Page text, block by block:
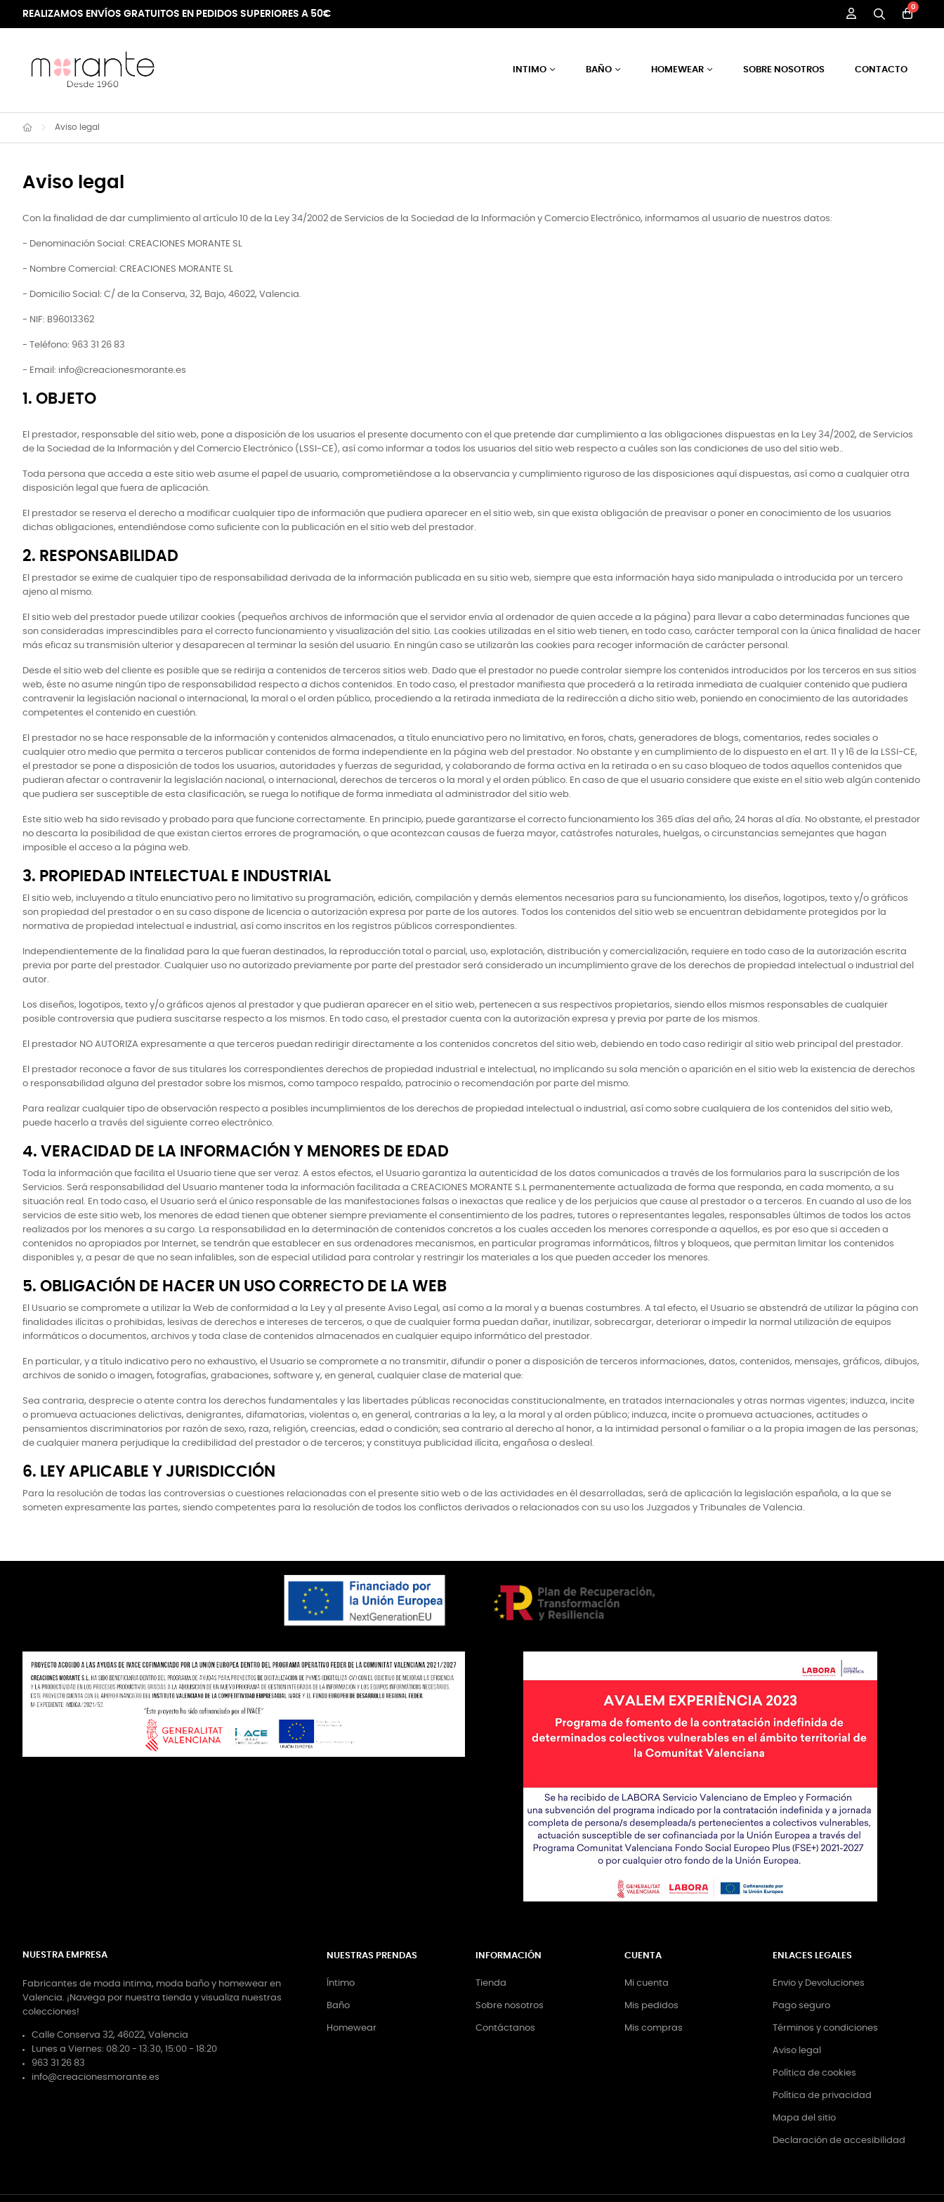
REALIZAMOS ENVÍOS GRATUITOS EN PEDIDOS SUPERIORES A 50€
0
INTIMO BAÑO HOMEWEAR SOBRE NOSOTROS CONTACTO
Aviso legal
Aviso legal
Con la finalidad de dar cumplimiento al artículo 10 de la Ley 34/2002 de Servicios de la Sociedad de la Información y Comercio Electrónico, informamos al usuario de nuestros datos:
- Denominación Social: CREACIONES MORANTE SL
- Nombre Comercial: CREACIONES MORANTE SL
- Domicilio Social: C/ de la Conserva, 32, Bajo, 46022, Valencia.
- NIF: B96013362
- Teléfono: 963 31 26 83
- Email: info@creacionesmorante.es
1. OBJETO
El prestador, responsable del sitio web, pone a disposición de los usuarios el presente documento con el que pretende dar cumplimiento a las obligaciones dispuestas en la Ley 34/2002, de Servicios
de la Sociedad de la Información y del Comercio Electrónico (LSSI-CE), así como informar a todos los usuarios del sitio web respecto a cuáles son las condiciones de uso del sitio web..
Toda persona que acceda a este sitio web asume el papel de usuario, comprometiéndose a la observancia y cumplimiento riguroso de las disposiciones aquí dispuestas, así como a cualquier otra
disposición legal que fuera de aplicación.
El prestador se reserva el derecho a modificar cualquier tipo de información que pudiera aparecer en el sitio web, sin que exista obligación de preavisar o poner en conocimiento de los usuarios
dichas obligaciones, entendiéndose como suficiente con la publicación en el sitio web del prestador.
2. RESPONSABILIDAD
El prestador se exime de cualquier tipo de responsabilidad derivada de la información publicada en su sitio web, siempre que esta información haya sido manipulada o introducida por un tercero
ajeno al mismo.
El sitio web del prestador puede utilizar cookies (pequeños archivos de información que el servidor envía al ordenador de quien accede a la página) para llevar a cabo determinadas funciones que
son consideradas imprescindibles para el correcto funcionamiento y visualización del sitio. Las cookies utilizadas en el sitio web tienen, en todo caso, carácter temporal con la única finalidad de hacer
más eficaz su transmisión ulterior y desaparecen al terminar la sesión del usuario. En ningún caso se utilizarán las cookies para recoger información de carácter personal.
Desde el sitio web del cliente es posible que se redirija a contenidos de terceros sitios web. Dado que el prestador no puede controlar siempre los contenidos introducidos por los terceros en sus sitios
web, éste no asume ningún tipo de responsabilidad respecto a dichos contenidos. En todo caso, el prestador manifiesta que procederá a la retirada inmediata de cualquier contenido que pudiera
contravenir la legislación nacional o internacional, la moral o el orden público, procediendo a la retirada inmediata de la redirección a dicho sitio web, poniendo en conocimiento de las autoridades
competentes el contenido en cuestión.
El prestador no se hace responsable de la información y contenidos almacenados, a título enunciativo pero no limitativo, en foros, chats, generadores de blogs, comentarios, redes sociales o
cualquier otro medio que permita a terceros publicar contenidos de forma independiente en la página web del prestador. No obstante y en cumplimiento de lo dispuesto en el art. 11 y 16 de la LSSI-CE,
el prestador se pone a disposición de todos los usuarios, autoridades y fuerzas de seguridad, y colaborando de forma activa en la retirada o en su caso bloqueo de todos aquellos contenidos que
pudieran afectar o contravenir la legislación nacional, o internacional, derechos de terceros o la moral y el orden público. En caso de que el usuario considere que existe en el sitio web algún contenido
que pudiera ser susceptible de esta clasificación, se ruega lo notifique de forma inmediata al administrador del sitio web.
Este sitio web ha sido revisado y probado para que funcione correctamente. En principio, puede garantizarse el correcto funcionamiento los 365 días del año, 24 horas al día. No obstante, el prestador
no descarta la posibilidad de que existan ciertos errores de programación, o que acontezcan causas de fuerza mayor, catástrofes naturales, huelgas, o circunstancias semejantes que hagan
imposible el acceso a la página web.
3. PROPIEDAD INTELECTUAL E INDUSTRIAL
El sitio web, incluyendo a título enunciativo pero no limitativo su programación, edición, compilación y demás elementos necesarios para su funcionamiento, los diseños, logotipos, texto y/o gráficos
son propiedad del prestador o en su caso dispone de licencia o autorización expresa por parte de los autores. Todos los contenidos del sitio web se encuentran debidamente protegidos por la
normativa de propiedad intelectual e industrial, así como inscritos en los registros públicos correspondientes.
Independientemente de la finalidad para la que fueran destinados, la reproducción total o parcial, uso, explotación, distribución y comercialización, requiere en todo caso de la autorización escrita
previa por parte del prestador. Cualquier uso no autorizado previamente por parte del prestador será considerado un incumplimiento grave de los derechos de propiedad intelectual o industrial del
autor.
Los diseños, logotipos, texto y/o gráficos ajenos al prestador y que pudieran aparecer en el sitio web, pertenecen a sus respectivos propietarios, siendo ellos mismos responsables de cualquier
posible controversia que pudiera suscitarse respecto a los mismos. En todo caso, el prestador cuenta con la autorización expresa y previa por parte de los mismos.
El prestador NO AUTORIZA expresamente a que terceros puedan redirigir directamente a los contenidos concretos del sitio web, debiendo en todo caso redirigir al sitio web principal del prestador.
El prestador reconoce a favor de sus titulares los correspondientes derechos de propiedad industrial e intelectual, no implicando su sola mención o aparición en el sitio web la existencia de derechos
o responsabilidad alguna del prestador sobre los mismos, como tampoco respaldo, patrocinio o recomendación por parte del mismo.
Para realizar cualquier tipo de observación respecto a posibles incumplimientos de los derechos de propiedad intelectual o industrial, así como sobre cualquiera de los contenidos del sitio web,
puede hacerlo a través del siguiente correo electrónico.
4. VERACIDAD DE LA INFORMACIÓN Y MENORES DE EDAD
Toda la información que facilita el Usuario tiene que ser veraz. A estos efectos, el Usuario garantiza la autenticidad de los datos comunicados a través de los formularios para la suscripción de los
Servicios. Será responsabilidad del Usuario mantener toda la información facilitada a CREACIONES MORANTE S.L permanentemente actualizada de forma que responda, en cada momento, a su
situación real. En todo caso, el Usuario será el único responsable de las manifestaciones falsas o inexactas que realice y de los perjuicios que cause al prestador o a terceros. En cuando al uso de los
servicios de este sitio web, los menores de edad tienen que obtener siempre previamente el consentimiento de los padres, tutores o representantes legales, responsables últimos de todos los actos
realizados por los menores a su cargo. La responsabilidad en la determinación de contenidos concretos a los cuales acceden los menores corresponde a aquellos, es por eso que si acceden a
contenidos no apropiados por Internet, se tendrán que establecer en sus ordenadores mecanismos, en particular programas informáticos, filtros y bloqueos, que permitan limitar los contenidos
disponibles y, a pesar de que no sean infalibles, son de especial utilidad para controlar y restringir los materiales a los que pueden acceder los menores.
5. OBLIGACIÓN DE HACER UN USO CORRECTO DE LA WEB
El Usuario se compromete a utilizar la Web de conformidad a la Ley y al presente Aviso Legal, así como a la moral y a buenas costumbres. A tal efecto, el Usuario se abstendrá de utilizar la página con
finalidades ilícitas o prohibidas, lesivas de derechos e intereses de terceros, o que de cualquier forma puedan dañar, inutilizar, sobrecargar, deteriorar o impedir la normal utilización de equipos
informáticos o documentos, archivos y toda clase de contenidos almacenados en cualquier equipo informático del prestador.
En particular, y a título indicativo pero no exhaustivo, el Usuario se compromete a no transmitir, difundir o poner a disposición de terceros informaciones, datos, contenidos, mensajes, gráficos, dibujos,
archivos de sonido o imagen, fotografías, grabaciones, software y, en general, cualquier clase de material que:
Sea contraria, desprecie o atente contra los derechos fundamentales y las libertades públicas reconocidas constitucionalmente, en tratados internacionales y otras normas vigentes; induzca, incite
o promueva actuaciones delictivas, denigrantes, difamatorias, violentas o, en general, contrarias a la ley, a la moral y al orden público; induzca, incite o promueva actuaciones, actitudes o
pensamientos discriminatorios por razón de sexo, raza, religión, creencias, edad o condición; sea contrario al derecho al honor, a la intimidad personal o familiar o a la propia imagen de las personas;
de cualquier manera perjudique la credibilidad del prestador o de terceros; y constituya publicidad ilícita, engañosa o desleal.
6. LEY APLICABLE Y JURISDICCIÓN
Para la resolución de todas las controversias o cuestiones relacionadas con el presente sitio web o de las actividades en él desarrolladas, será de aplicación la legislación española, a la que se
someten expresamente las partes, siendo competentes para la resolución de todos los conflictos derivados o relacionados con su uso los Juzgados y Tribunales de Valencia.
NUESTRA EMPRESA
Fabricantes de moda intima, moda baño y homewear en
Valencia. ¡Navega por nuestra tienda y visualiza nuestras
colecciones!
Calle Conserva 32, 46022, Valencia
Lunes a Viernes: 08:20 - 13:30, 15:00 - 18:20
963 31 26 83
info@creacionesmorante.es
NUESTRAS PRENDAS
Íntimo
Baño
Homewear
INFORMACIÓN
Tienda
Sobre nosotros
Contáctanos
CUENTA
Mi cuenta
Mis pedidos
Mis compras
ENLACES LEGALES
Envio y Devoluciones
Pago seguro
Términos y condiciones
Aviso legal
Política de cookies
Política de privacidad
Mapa del sitio
Declaración de accesibilidad